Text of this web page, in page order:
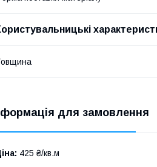
для замовлення
425 ₴/кв.м